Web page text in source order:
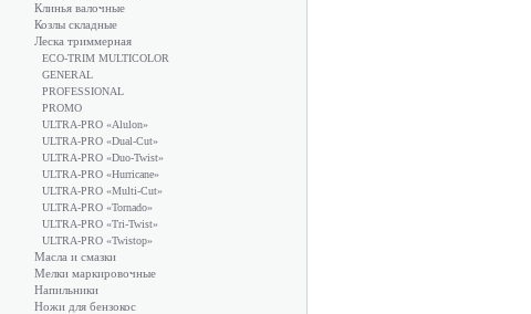
Клинья валочные
Козлы складные
Леска триммерная
ECO-TRIM MULTICOLOR
GENERAL
PROFESSIONAL
PROMO
ULTRA-PRO «Alulon»
ULTRA-PRO «Dual-Cut»
ULTRA-PRO «Duo-Twist»
ULTRA-PRO «Hurricane»
ULTRA-PRO «Multi-Cut»
ULTRA-PRO «Tornado»
ULTRA-PRO «Tri-Twist»
ULTRA-PRO «Twistop»
Масла и смазки
Мелки маркировочные
Напильники
Ножи для бензокос